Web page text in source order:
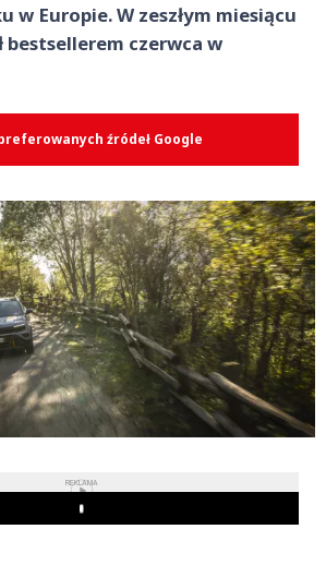
w Europie. W zeszłym miesiącu
bestsellerem czerwca w
źródeł Google
REKLAMA
Play